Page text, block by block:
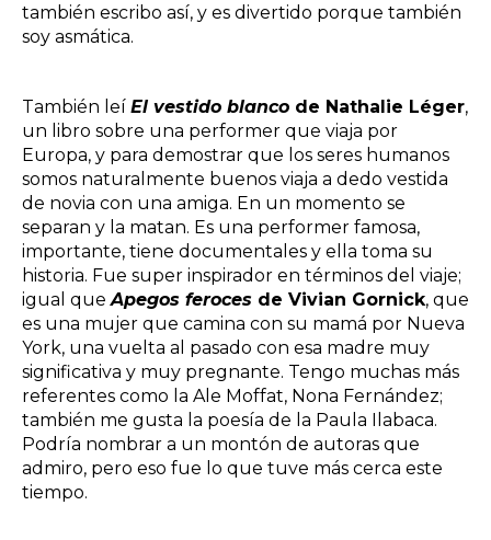
también escribo así, y es divertido porque también
soy asmática.
También leí El vestido blanco de Nathalie Léger,
un libro sobre una performer que viaja por
Europa, y para demostrar que los seres humanos
somos naturalmente buenos viaja a dedo vestida
de novia con una amiga. En un momento se
separan y la matan. Es una performer famosa,
importante, tiene documentales y ella toma su
historia. Fue super inspirador en términos del viaje;
igual queApegos feroces de Vivian Gornick, que
es una mujer que camina con su mamá por Nueva
York, una vuelta al pasado con esa madre muy
significativa y muy pregnante. Tengo muchas más
referentes como la Ale Moffat, Nona Fernández;
también me gusta la poesía de la Paula Ilabaca.
Podría nombrar a un montón de autoras que
admiro, pero eso fue lo que tuve más cerca este
tiempo.